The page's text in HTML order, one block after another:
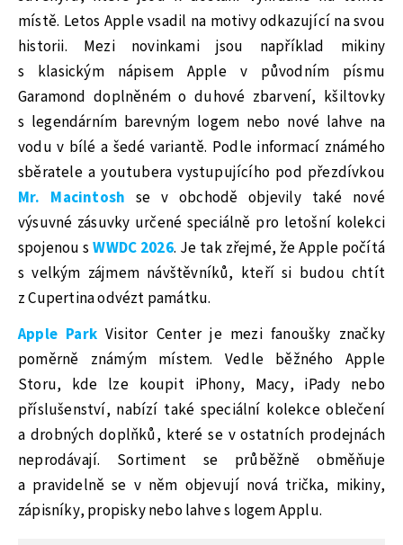
místě. Letos Apple vsadil na motivy odkazující na svou
historii. Mezi novinkami jsou například mikiny
s klasickým nápisem Apple v původním písmu
Garamond doplněném o duhové zbarvení, kšiltovky
s legendárním barevným logem nebo nové lahve na
vodu v bílé a šedé variantě. Podle informací známého
sběratele a youtubera vystupujícího pod přezdívkou
Mr. Macintosh se v obchodě objevily také nové
výsuvné zásuvky určené speciálně pro letošní kolekci
spojenou sWWDC 2026. Je tak zřejmé, že Apple počítá
s velkým zájmem návštěvníků, kteří si budou chtít
z Cupertina odvézt památku.
Apple Park Visitor Center je mezi fanoušky značky
poměrně známým místem. Vedle běžného Apple
Storu, kde lze koupit iPhony, Macy, iPady nebo
příslušenství, nabízí také speciální kolekce oblečení
a drobných doplňků, které se v ostatních prodejnách
neprodávají. Sortiment se průběžně obměňuje
a pravidelně se v něm objevují nová trička, mikiny,
zápisníky, propisky nebo lahve s logem Applu.